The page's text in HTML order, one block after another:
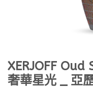
XERJOFF
奢華星光 _ 亞